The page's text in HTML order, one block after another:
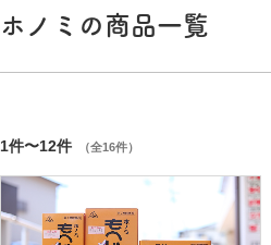
ホノミの商品一覧
1件〜12件 （全16件）